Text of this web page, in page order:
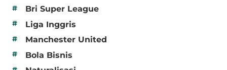
# Bri Super League
# Liga Inggris
# Manchester United
# Bola Bisnis